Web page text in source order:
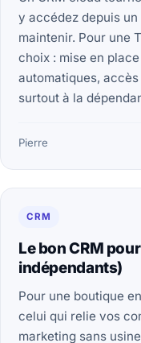
y accédez depuis
maintenir. Pour une
choix : mise en
automatiques,
surtout à la
Pierre
CRM
Le bon CRM
indépendants)
Pour une boutique
celui qui relie vos
marketing sans